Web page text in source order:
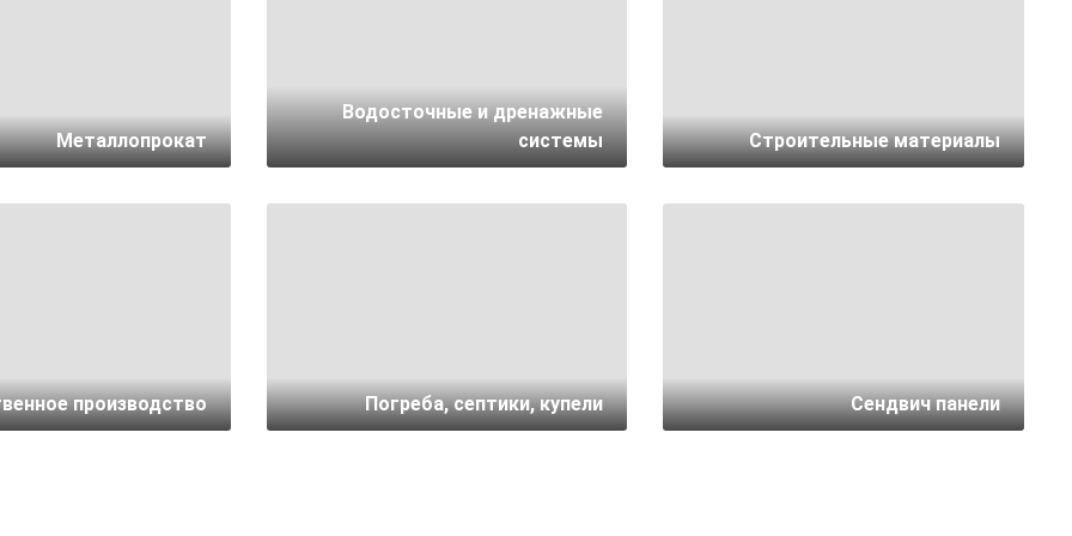
Металлопрокат
Водосточные и дренажные
системы
Строительные материалы
производство Погреба, септики, купели Сендвич панели